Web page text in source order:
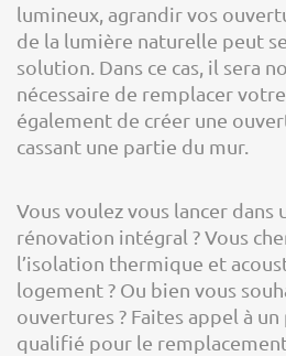
lumineux, agrandir vos
de la lumière naturelle peut
solution. Dans ce cas, il sera
nécessaire de remplacer
également de créer une
cassant une partie du mur.
Vous voulez vous lancer dans
rénovation intégral ? Vous
l’isolation thermique et
logement ? Ou bien vous
ouvertures ? Faites appel à
qualifié pour le